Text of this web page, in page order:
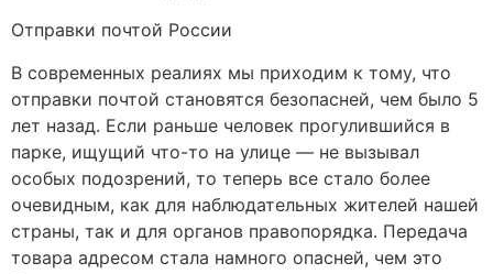
Отправки почтой России
В современных реалиях мы приходим к тому, что
отправки почтой становятся безопасней, чем было 5
лет назад. Если раньше человек прогулившийся в
парке, ищущий что-то на улице — не вызывал
особых подозрений, то теперь все стало более
очевидным, как для наблюдательных жителей нашей
страны, так и для органов правопорядка. Передача
товара адресом стала намного опасней, чем это